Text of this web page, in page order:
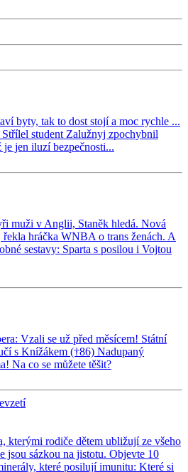
byty, tak to dost stojí a moc rychle ...
student Zalužnyj zpochybnil
jen iluzí bezpečnosti...
muži v Anglii, Staněk hledá. Nová
hráčka WNBA o trans ženách. A
sestavy: Sparta s posilou i Vojtou
Vzali se už před měsícem! Státní
s Knížákem (†86) Nadupaný
Na co se můžete těšit?
kterými rodiče dětem ubližují ze všeho
jsou sázkou na jistotu. Objevte 10
které posilují imunitu: Které si